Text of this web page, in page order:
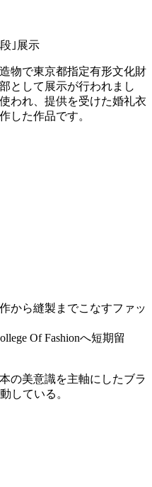
｣展示
物で東京都指定有形文化財
として展示が行われまし
われ、提供を受けた婚礼衣
した作品です。
から縫製までこなすファッ
Of Fashionへ短期留
の美意識を主軸にしたブラ
している。